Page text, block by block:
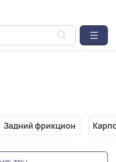
Задний фрикцион